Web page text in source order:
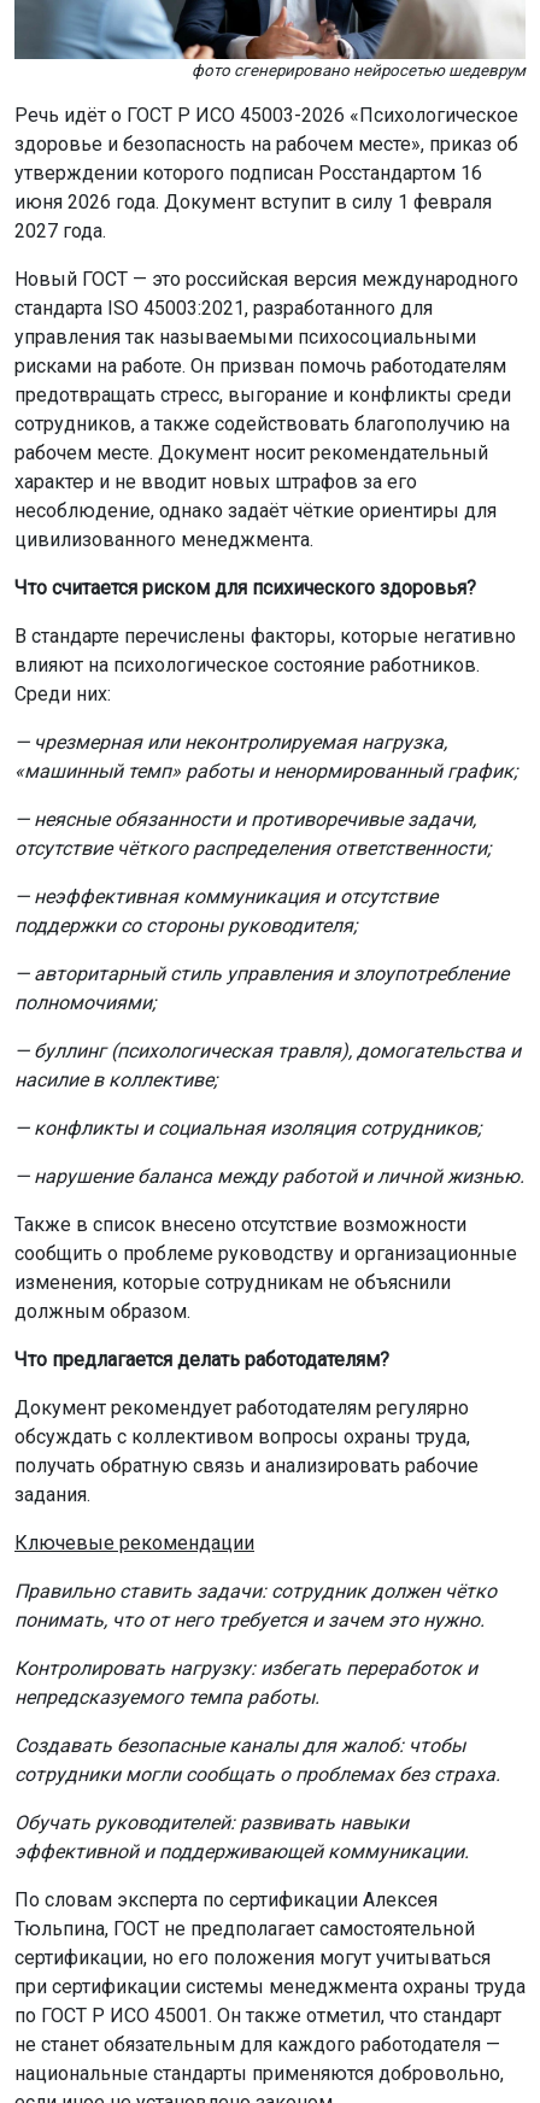
фото сгенерировано нейросетью шедеврум
Речь идёт о ГОСТ Р ИСО 45003-2026 «Психологическое
здоровье и безопасность на рабочем месте», приказ об
утверждении которого подписан Росстандартом 16
июня 2026 года. Документ вступит в силу 1 февраля
2027 года.
Новый ГОСТ — это российская версия международного
стандарта ISO 45003:2021, разработанного для
управления так называемыми психосоциальными
рисками на работе. Он призван помочь работодателям
предотвращать стресс, выгорание и конфликты среди
сотрудников, а также содействовать благополучию на
рабочем месте. Документ носит рекомендательный
характер и не вводит новых штрафов за его
несоблюдение, однако задаёт чёткие ориентиры для
цивилизованного менеджмента.
Что считается риском для психического здоровья?
В стандарте перечислены факторы, которые негативно
влияют на психологическое состояние работников.
Среди них:
— чрезмерная или неконтролируемая нагрузка,
«машинный темп» работы и ненормированный график;
— неясные обязанности и противоречивые задачи,
отсутствие чёткого распределения ответственности;
— неэффективная коммуникация и отсутствие
поддержки со стороны руководителя;
— авторитарный стиль управления и злоупотребление
полномочиями;
— буллинг (психологическая травля), домогательства и
насилие в коллективе;
— конфликты и социальная изоляция сотрудников;
— нарушение баланса между работой и личной жизнью.
Также в список внесено отсутствие возможности
сообщить о проблеме руководству и организационные
изменения, которые сотрудникам не объяснили
должным образом.
Что предлагается делать работодателям?
Документ рекомендует работодателям регулярно
обсуждать с коллективом вопросы охраны труда,
получать обратную связь и анализировать рабочие
задания.
Ключевые рекомендации
Правильно ставить задачи: сотрудник должен чётко
понимать, что от него требуется и зачем это нужно.
Контролировать нагрузку: избегать переработок и
непредсказуемого темпа работы.
Создавать безопасные каналы для жалоб: чтобы
сотрудники могли сообщать о проблемах без страха.
Обучать руководителей: развивать навыки
эффективной и поддерживающей коммуникации.
По словам эксперта по сертификации Алексея
Тюльпина, ГОСТ не предполагает самостоятельной
сертификации, но его положения могут учитываться
при сертификации системы менеджмента охраны труда
по ГОСТ Р ИСО 45001. Он также отметил, что стандарт
не станет обязательным для каждого работодателя —
национальные стандарты применяются добровольно,